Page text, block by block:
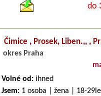
do
Čimice , Prosek, Liben.,, ,
okres Praha
Volné od: ihned
Jsem: 1 osoba | žena | 18-